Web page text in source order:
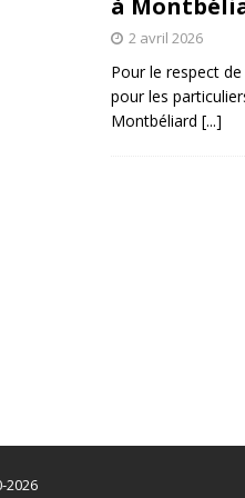
à
2 avril 2026
Pour le respect
pour les
Montbéliard [...]
2026